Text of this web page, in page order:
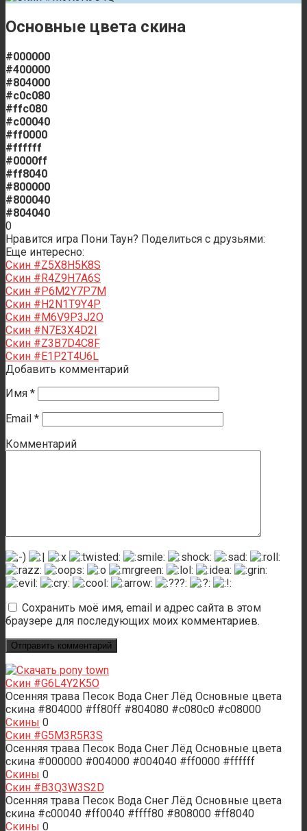
Основные цвета скина
#000000
#400000
#804000
#c0c080
#ffc080
#c00040
#ff0000
#ffffff
#0000ff
#ff8040
#800000
#800040
#804040
0
Нравится игра Пони Таун? Поделиться с друзьями:
Еще интересно:
Скин #Z5X8H5K8S
Скин #R4Z9H7A6S
Скин #P6M2Y7P7M
Скин #H2N1T9Y4P
Скин #M6V9P3J2O
Скин #N7E3X4D2I
Скин #Z3B7D4C8F
Скин #E1P2T4U6L
Добавить комментарий
Имя *
Email *
Комментарий
Сохранить моё имя, email и адрес сайта в этом
браузере для последующих моих комментариев.
Скин #G6L4Y2K5O
Осенняя трава Песок Вода Снег Лёд Основные цвета
скина #804000 #ff80ff #804080 #c080c0 #c08000
Скины 0
Скин #G5M3R5R3S
Осенняя трава Песок Вода Снег Лёд Основные цвета
скина #000000 #004000 #004040 #ff0000 #ffffff
Скины 0
Скин #B3Q3W3S2D
Осенняя трава Песок Вода Снег Лёд Основные цвета
скина #c00040 #ff0040 #ffff80 #808000 #ff8040
Скины 0